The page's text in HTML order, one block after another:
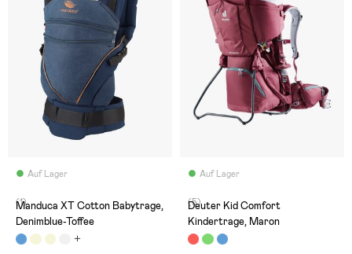
Auf Lager
(1)
Manduca XT Cotton Babytrage,
Denimblue-Toffee
Auf Lager
(5)
Deuter Kid Comfort
Kindertrage, Maron